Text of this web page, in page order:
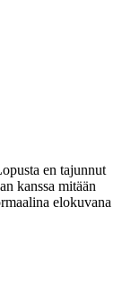
en tajunnut
kanssa mitään
elokuvana